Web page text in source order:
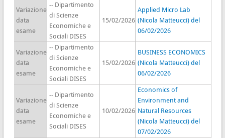
Variazione
data
esame
-- Dipartimento
di Scienze
Economiche e
Sociali DISES
15/02/2026
Applied Micro Lab
(Nicola Matteucci) del
06/02/2026
Variazione
data
esame
-- Dipartimento
di Scienze
Economiche e
Sociali DISES
15/02/2026
BUSINESS ECONOMICS
(Nicola Matteucci) del
06/02/2026
Variazione
data
esame
-- Dipartimento
di Scienze
Economiche e
Sociali DISES
10/02/2026
Economics of
Environment and
Natural Resources
(Nicola Matteucci) del
07/02/2026